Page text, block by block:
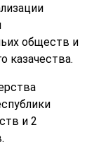
обществ и
казачества.
и 2